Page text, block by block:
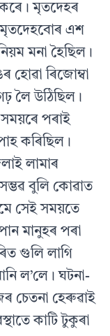
মৃতদেহৰ
মৃতদেহবোৰ এশ
মনা হৈছিল।
হোৱা ৰিজোম্বা
লৈ উঠিছিল।
পৰাই
কৰিছিল।
লামাৰ
বুলি কোৱাত
সেই সময়তে
মানুহৰ পৰা
গুলি লাগি
ল’লে। ঘটনা-
চেতনা হেৰুৱাই
কাটি টুকুৰা